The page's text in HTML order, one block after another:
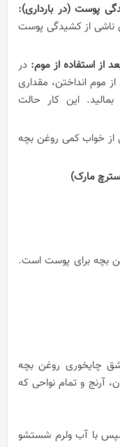
پوست (در بارداری):
ناشی از کشیدگی پوست
از استفاده از موم: در
انداختن، مقداری
این کار حالت
از خواب کمی روغن بچه
مارک)
بچه برای پوست است.
غذاخوری سس مایونز را با 1 قاشق چایخوری روغن بچه
آرنج و تمام نواحی که
سپس با آب ولرم شستشو